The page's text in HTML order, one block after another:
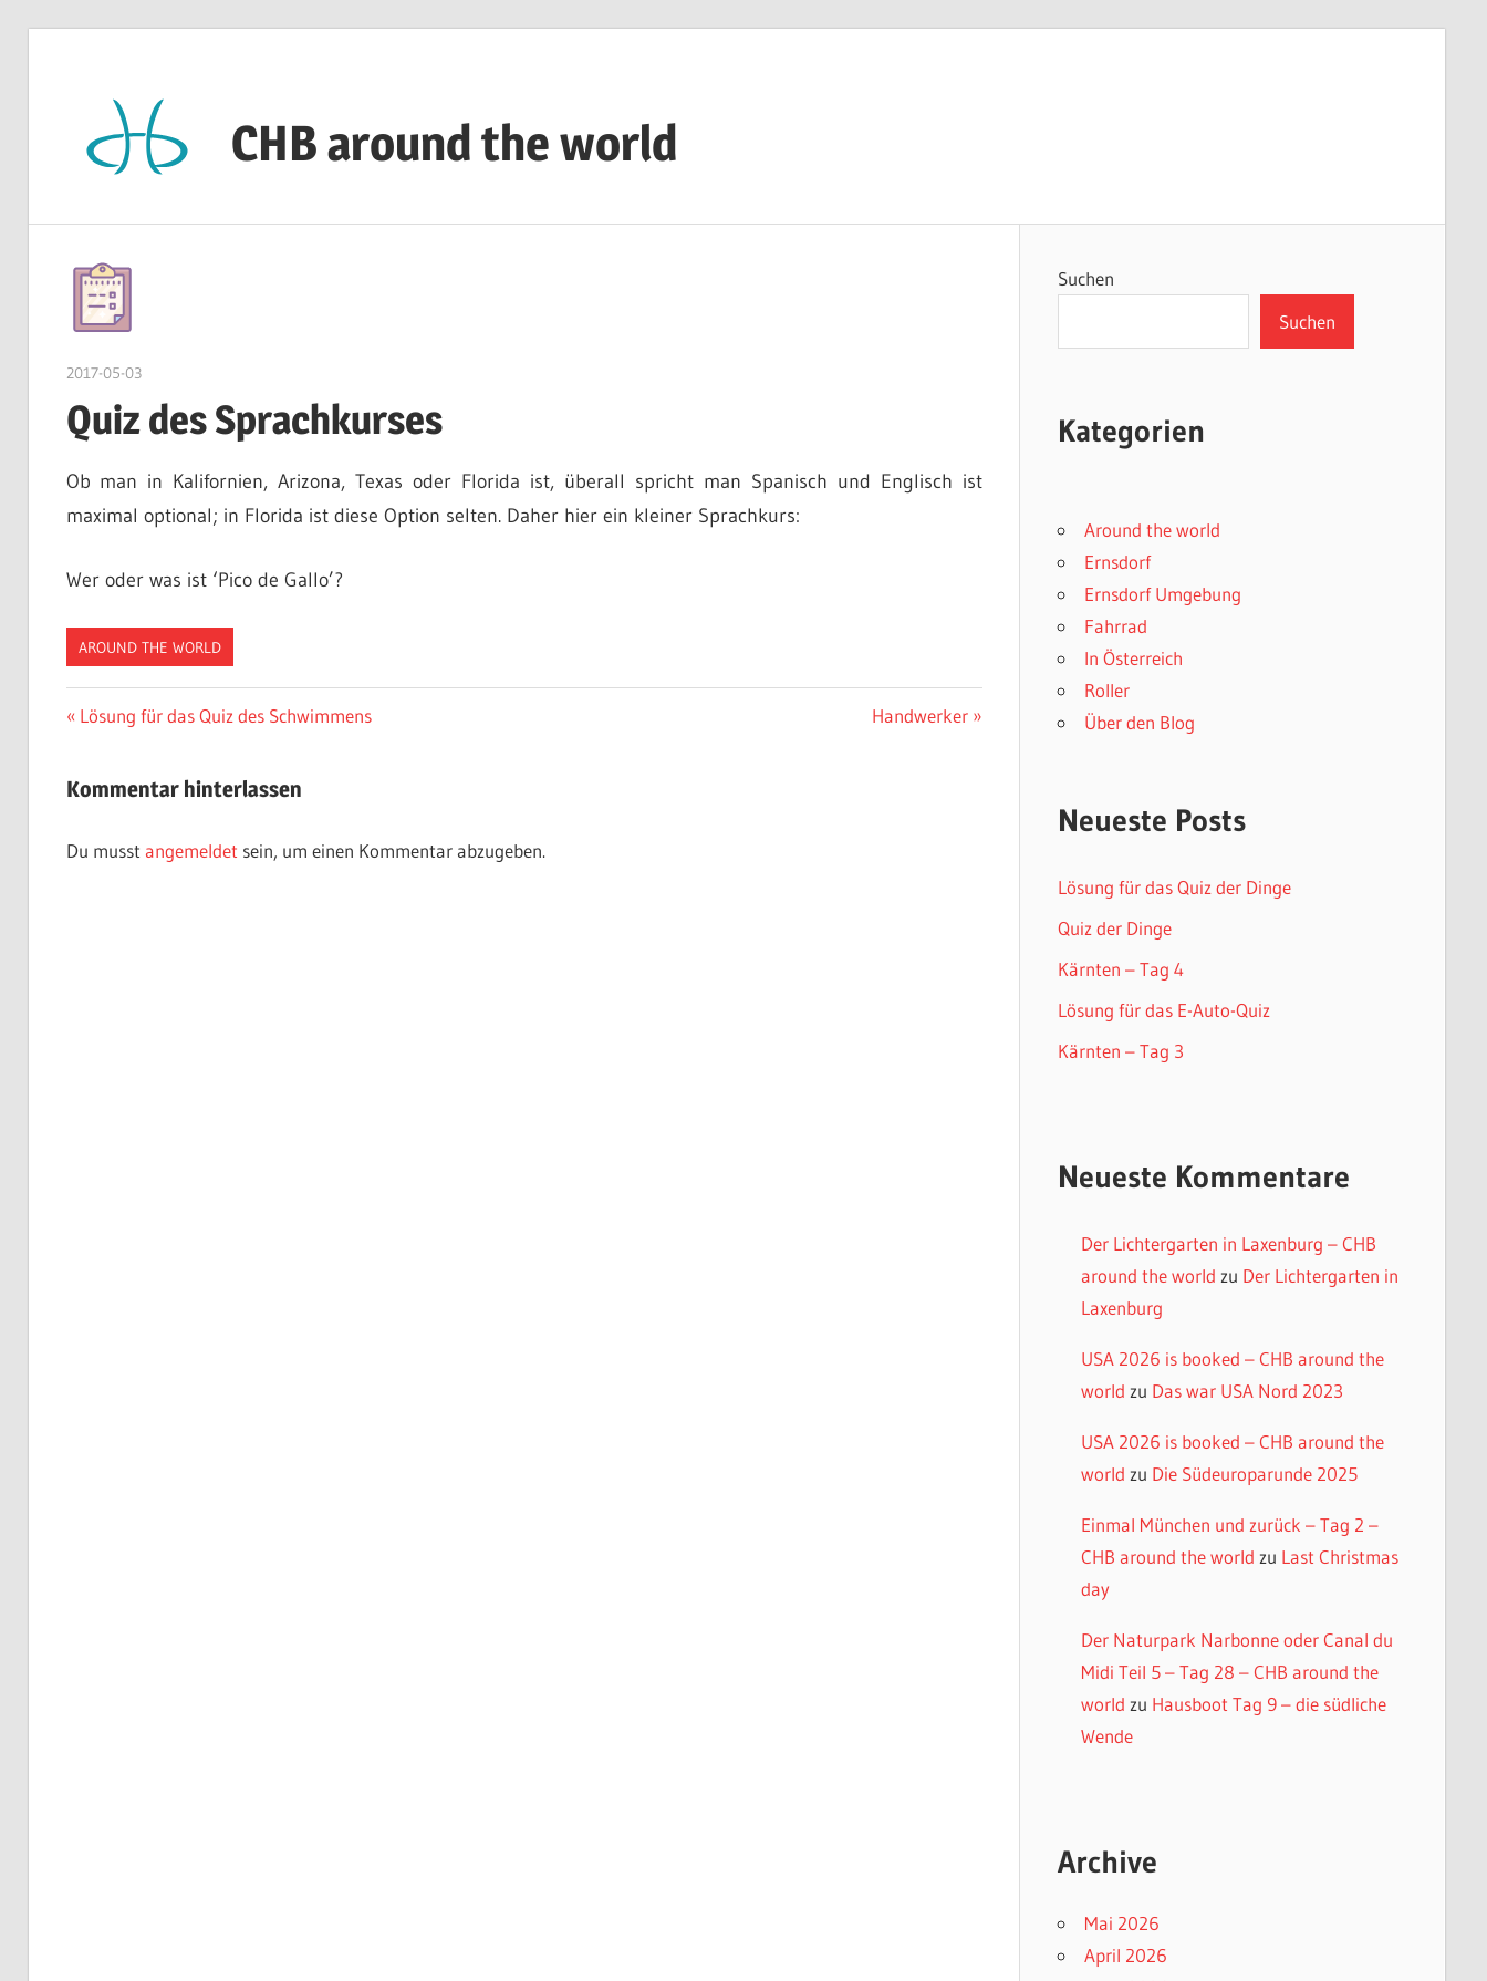
CHB around the world
Reiseblog
2017-05-03admin
Quiz des Sprachkurses
Ob man in Kalifornien, Arizona, Texas oder Florida ist, überall spricht man Spanisch und Englisch ist
maximal optional; in Florida ist diese Option selten. Daher hier ein kleiner Sprachkurs:
Wer oder was ist ‘Pico de Gallo’?
AROUND THE WORLD
Beitragsnavigation
Vorheriger
Lösung für das Quiz des Schwimmens
Nächster
Handwerker
Kommentar hinterlassen
Du musst angemeldet sein, um einen Kommentar abzugeben.
Suchen
Suchen
Kategorien
Around the world
Ernsdorf
Ernsdorf Umgebung
Fahrrad
In Österreich
Roller
Über den Blog
Neueste Posts
Lösung für das Quiz der Dinge
Quiz der Dinge
Kärnten – Tag 4
Lösung für das E-Auto-Quiz
Kärnten – Tag 3
Neueste Kommentare
Der Lichtergarten in Laxenburg – CHB
around the world zu Der Lichtergarten in
Laxenburg
USA 2026 is booked – CHB around the
world zu Das war USA Nord 2023
USA 2026 is booked – CHB around the
world zu Die Südeuroparunde 2025
Einmal München und zurück – Tag 2 –
CHB around the world zu Last Christmas
day
Der Naturpark Narbonne oder Canal du
Midi Teil 5 – Tag 28 – CHB around the
world zu Hausboot Tag 9 – die südliche
Wende
Archive
Mai 2026
April 2026